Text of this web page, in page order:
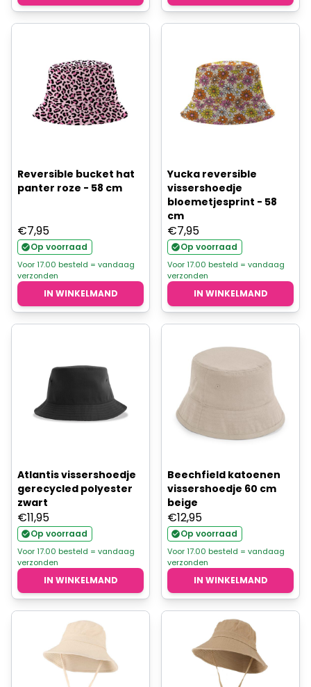
Reversible bucket hat
panter roze - 58 cm
€7,95
Op voorraad
Voor 17.00 besteld = vandaag
verzonden
IN WINKELMAND
Yucka reversible
vissershoedje
bloemetjesprint - 58
cm
€7,95
Op voorraad
Voor 17.00 besteld = vandaag
verzonden
IN WINKELMAND
Atlantis vissershoedje
gerecycled polyester
zwart
€11,95
Op voorraad
Voor 17.00 besteld = vandaag
verzonden
IN WINKELMAND
Beechfield katoenen
vissershoedje 60 cm
beige
€12,95
Op voorraad
Voor 17.00 besteld = vandaag
verzonden
IN WINKELMAND